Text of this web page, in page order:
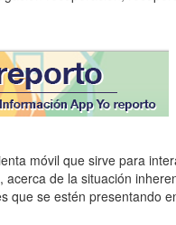
móvil que sirve para
de la situación
que se estén presentando